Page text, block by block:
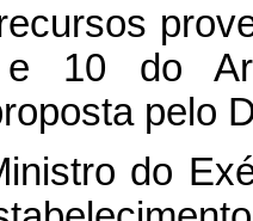
10 do
pelo
do